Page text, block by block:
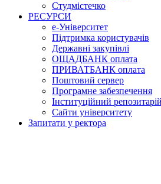
Студмістечко
РЕСУРСИ
е-Університет
Підтримка користувачів
Державні закупівлі
ОЩАДБАНК оплата
ПРИВАТБАНК оплата
Поштовий сервер
Програмне забезпечення
Інституційний репозитарій
Сайти університету
Запитати у ректора